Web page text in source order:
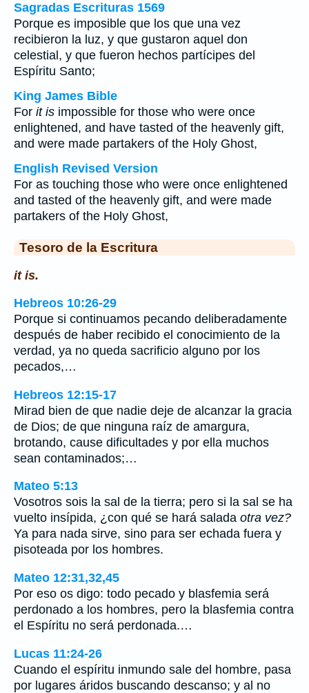
Sagradas Escrituras 1569
Porque es imposible que los que una vez
recibieron la luz, y que gustaron aquel don
celestial, y que fueron hechos partícipes del
Espíritu Santo;
King James Bible
For it is impossible for those who were once
enlightened, and have tasted of the heavenly gift,
and were made partakers of the Holy Ghost,
English Revised Version
For as touching those who were once enlightened
and tasted of the heavenly gift, and were made
partakers of the Holy Ghost,
Tesoro de la Escritura
it is.
Hebreos 10:26-29
Porque si continuamos pecando deliberadamente
después de haber recibido el conocimiento de la
verdad, ya no queda sacrificio alguno por los
pecados,…
Hebreos 12:15-17
Mirad bien de que nadie deje de alcanzar la gracia
de Dios; de que ninguna raíz de amargura,
brotando, cause dificultades y por ella muchos
sean contaminados;…
Mateo 5:13
Vosotros sois la sal de la tierra; pero si la sal se ha
vuelto insípida, ¿con qué se hará salada otra vez?
Ya para nada sirve, sino para ser echada fuera y
pisoteada por los hombres.
Mateo 12:31,32,45
Por eso os digo: todo pecado y blasfemia será
perdonado a los hombres, pero la blasfemia contra
el Espíritu no será perdonada.…
Lucas 11:24-26
Cuando el espíritu inmundo sale del hombre, pasa
por lugares áridos buscando descanso; y al no